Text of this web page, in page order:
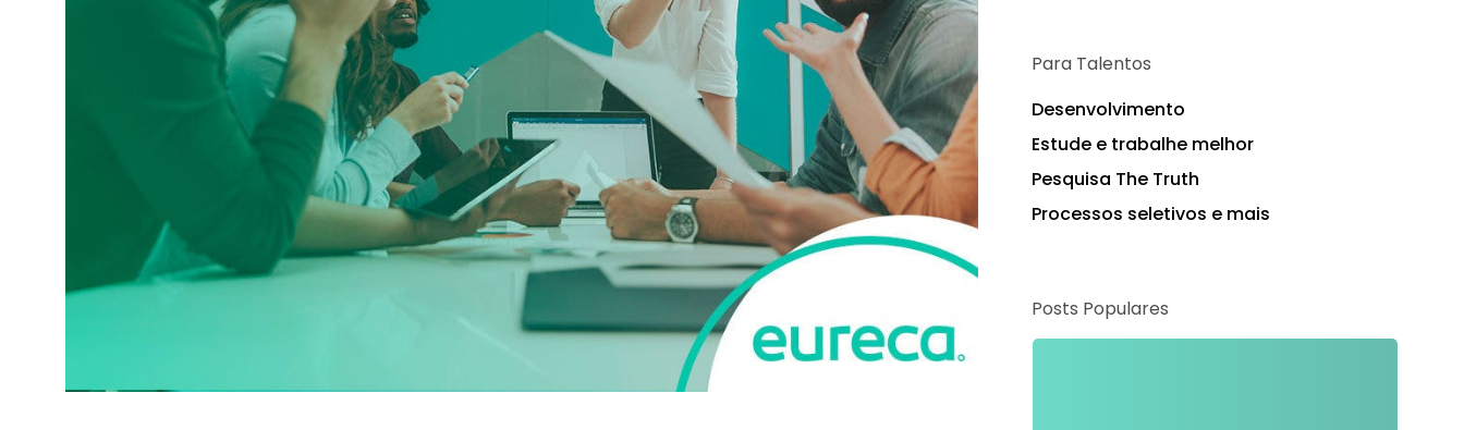
Para Talentos
Desenvolvimento
Estude e trabalhe melhor
Pesquisa The Truth
Processos seletivos e mais
Posts Populares